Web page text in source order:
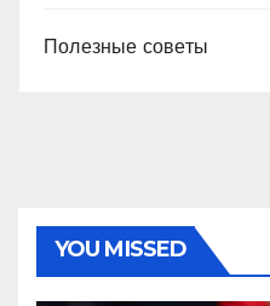
Полезные советы
YOU MISSED